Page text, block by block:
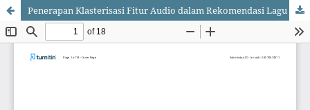
Penerapan Klasterisasi Fitur Audio dalam Rekomendasi Lagu Jawa Modern